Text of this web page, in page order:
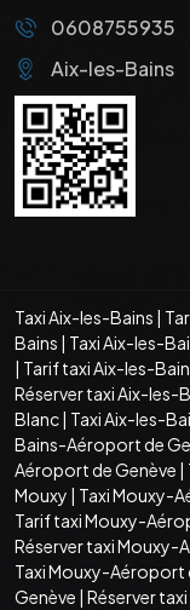
0608755935
Aix-les-Bains
Taxi Aix-les-Bains |
Bains | Taxi Aix-les-
| Tarif taxi Aix-les-
Réserver taxi Aix-
Blanc| Taxi Aix-les-
Bains-Aéroport de
Aéroport de Genève |
Mouxy | Taxi Mouxy-
Tarif taxi Mouxy-
Réserver taxi Mouxy-
Taxi Mouxy-Aéroport
Genève | Réserver